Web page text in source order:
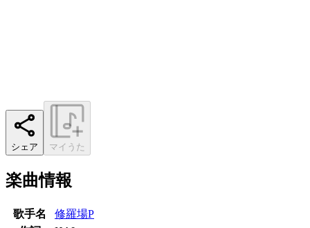
シェア マイうた
楽曲情報
歌手名
修羅場P